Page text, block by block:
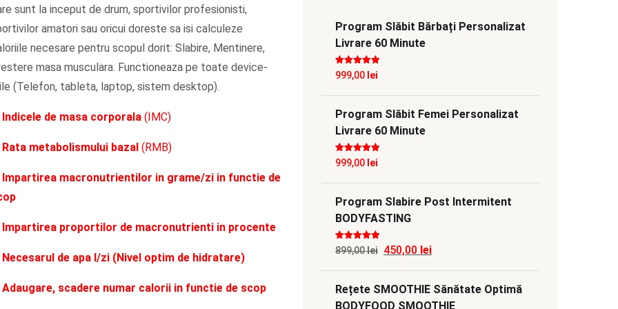
fost:
199,90 lei.
100,00 lei.
sunt la inceput de drum, sportivilor profesionisti,
amatori sau oricui doreste sa isi calculeze
necesare pentru scopul dorit: Slabire, Mentinere,
masa musculara. Functioneaza pe toate device-
(Telefon, tableta, laptop, sistem desktop).
de masa corporala(IMC)
metabolismului bazal (RMB)
macronutrientilor in grame/zi in functie de
proportilor de macronutrienti in procente
de apa l/zi (Nivel optim de hidratare)
scadere numar calorii in functie de scop
Program Slăbit Bărbați Personalizat
Livrare 60 Minute
Evaluat la5
din 5
999,00 lei
Program Slăbit Femei Personalizat
Livrare 60 Minute
Evaluat la5
din 5
999,00 lei
Program Slabire Post Intermitent
BODYFASTING
Evaluat la5
din 5
899,00lei Prețul
inițial
a
450,00 leiPrețul
curent
este:
Rețete SMOOTHIE Sănătate Optimă
BODYFOOD SMOOTHIE